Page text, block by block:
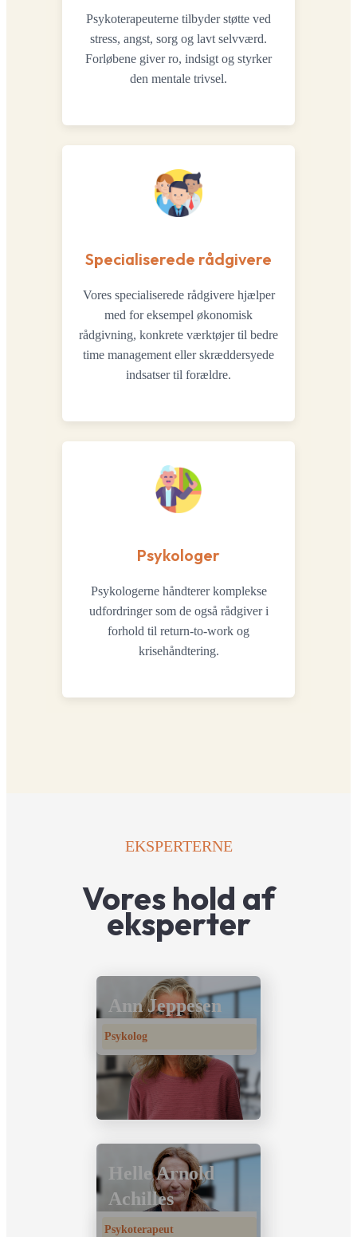
Psykoterapeuterne tilbyder støtte ved
stress, angst, sorg og lavt selvværd.
Forløbene giver ro, indsigt og styrker
den mentale trivsel.
Specialiserede rådgivere
Vores specialiserede rådgivere hjælper
med for eksempel økonomisk
rådgivning, konkrete værktøjer til bedre
time management eller skræddersyede
indsatser til forældre.
Psykologer
Psykologerne håndterer komplekse
udfordringer som de også rådgiver i
forhold til return-to-work og
krisehåndtering.
EKSPERTERNE
Vores hold af
eksperter
Ann Jeppesen
Psykolog
Helle Arnold
Achilles
Psykoterapeut